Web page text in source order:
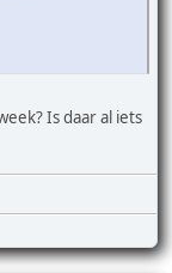
Is daar al iets